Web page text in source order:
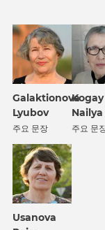
Galaktionova
Lyubov
주요 문장
Kogay
Nailya
주요 문
Usanova